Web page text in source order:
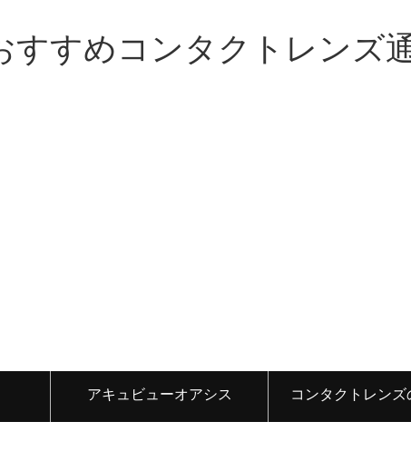
すめコンタクトレンズ
アキュビューオアシス コンタクトレンズ